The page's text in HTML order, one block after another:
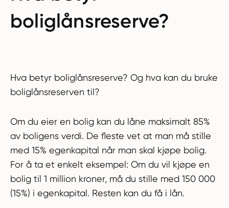
boliglånsreserve?
Hva betyr boliglånsreserve? Og hva kan du bruke
boliglånsreserven til?
Om du eier en bolig kan du låne maksimalt 85%
av boligens verdi. De fleste vet at man må stille
med 15% egenkapital når man skal kjøpe bolig.
For å ta et enkelt eksempel: Om du vil kjøpe en
bolig til 1 million kroner, må du stille med 150 000
(15%) i egenkapital. Resten kan du få i lån.